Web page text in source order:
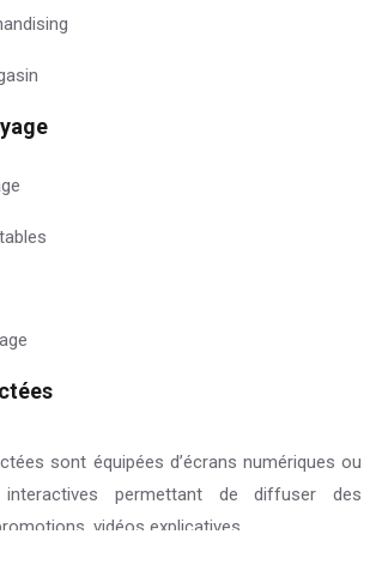
sont équipées d’écrans numériques ou
permettant de diffuser des
vidéos explicatives…